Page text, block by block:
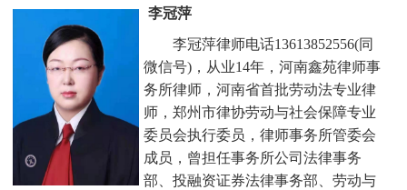
李冠萍
李冠萍律师电话13613852556(同
微信号)，从业14年，河南鑫苑律师事
务所律师，河南省首批劳动法专业律
师，郑州市律协劳动与社会保障专业
委员会执行委员，律师事务所管委会
成员，曾担任事务所公司法律事务
部、投融资证券法律事务部、劳动与